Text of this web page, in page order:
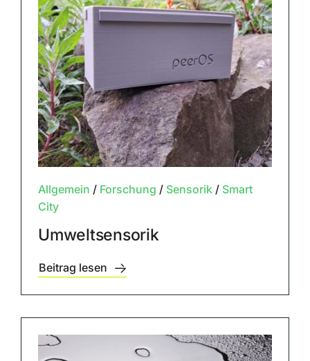
Allgemein / Forschung / Sensorik/ Smart
City
Umweltsensorik
Beitrag lesen